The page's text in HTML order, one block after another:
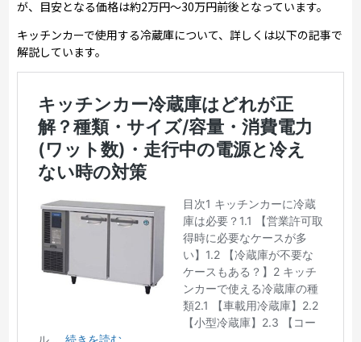
が、目安となる価格は約2万円～30万円前後となっています。
キッチンカーで使用する冷蔵庫について、詳しくは以下の記事で
解説しています。